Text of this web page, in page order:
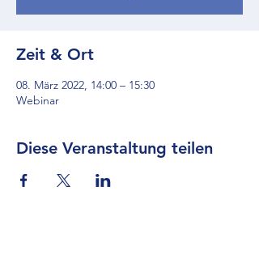
Zeit & Ort
08. März 2022, 14:00 – 15:30
Webinar
Diese Veranstaltung teilen